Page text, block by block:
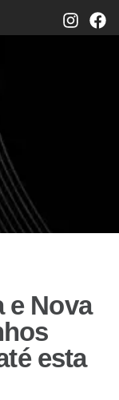
e Nova
esta